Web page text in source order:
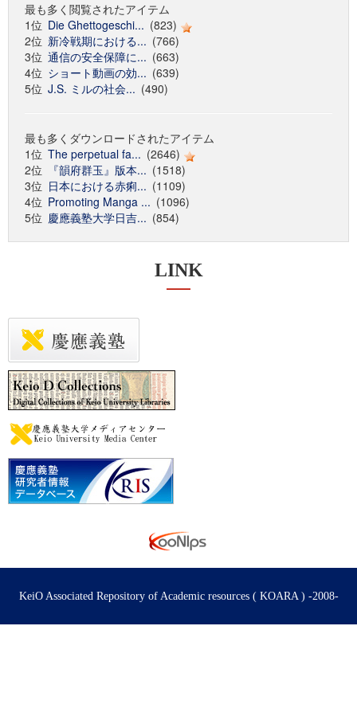
最も多く閲覧されたアイテム
1位 Die Ghettogeschi... (823)
2位 新冷戦期における... (766)
3位 通信の安全保障に... (663)
4位 ショート動画の効... (639)
5位 J.S. ミルの社会... (490)
最も多くダウンロードされたアイテム
1位 The perpetual fa... (2646)
2位
『韻府群玉』版本... (1518)
3位 日本における赤痢... (1109)
4位 Promoting Manga ... (1096)
5位 慶應義塾大学日吉... (854)
LINK
KeiO Associated Repository of Academic resources ( KOARA ) -2008-